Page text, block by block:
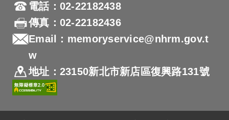
電話：02-22182438
傳真：02-22182436
Email：memoryservice@nhrm.gov.t
w
地址：23150新北市新店區復興路131號